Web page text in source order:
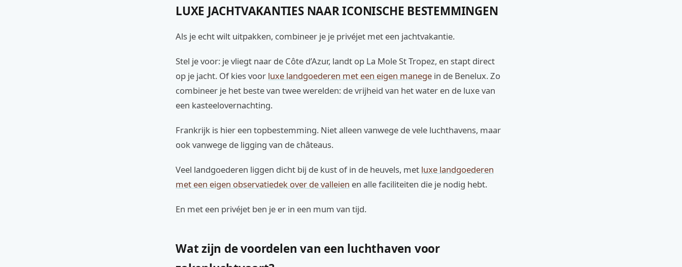
LUXE JACHTVAKANTIES NAAR ICONISCHE BESTEMMINGEN
Als je echt wilt uitpakken, combineer je je privéjet met een jachtvakantie.
Stel je voor: je vliegt naar de Côte d’Azur, landt op La Mole St Tropez, en stapt direct
op je jacht. Of kies voor luxe landgoederen met een eigen manege in de Benelux. Zo
combineer je het beste van twee werelden: de vrijheid van het water en de luxe van
een kasteelovernachting.
Frankrijk is hier een topbestemming. Niet alleen vanwege de vele luchthavens, maar
ook vanwege de ligging van de châteaus.
Veel landgoederen liggen dicht bij de kust of in de heuvels, met luxe landgoederen
met een eigen observatiedek over de valleien en alle faciliteiten die je nodig hebt.
En met een privéjet ben je er in een mum van tijd.
Wat zijn de voordelen van een luchthaven voor